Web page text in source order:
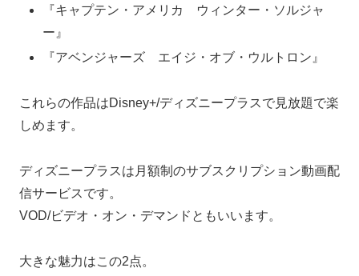
『キャプテン・アメリカ ウィンター・ソルジャ
ー』
『アベンジャーズ エイジ・オブ・ウルトロン』
これらの作品はDisney+/ディズニープラスで見放題で楽
しめます。
ディズニープラスは月額制のサブスクリプション動画配
信サービスです。
VOD/ビデオ・オン・デマンドともいいます。
大きな魅力はこの2点。